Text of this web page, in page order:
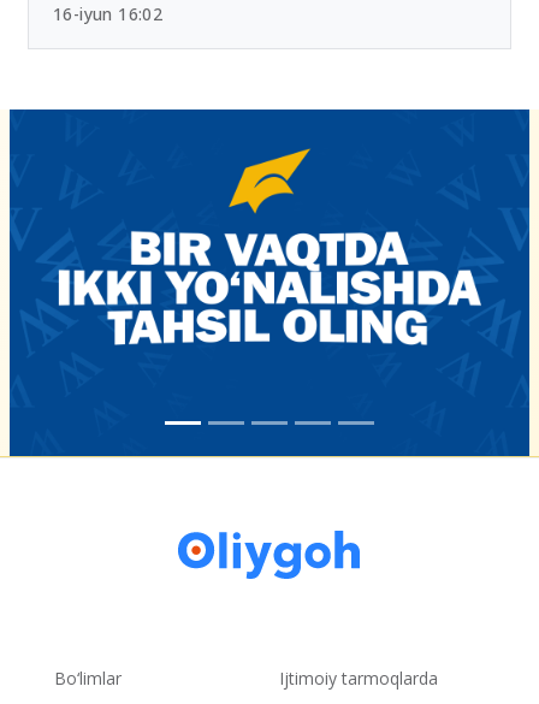
Chet tili sertifikatlari bo‘yicha yangi tartib
tasdiqlandi